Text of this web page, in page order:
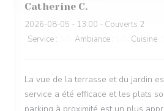
Catherine C
2026-08-05 - 13:00 - Couverts 2
Service : Ambiance : Cuisine :
La vue de la terrasse et du jardin
service a été efficace et les plats